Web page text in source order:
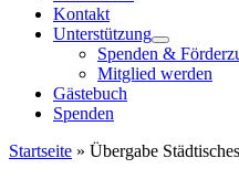
Kontakt
Unterstützung
Spenden &
Mitglied werden
Gästebuch
Spenden
Startseite » Übergabe